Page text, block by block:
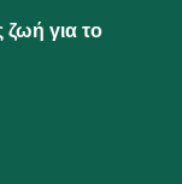
ζωή για το